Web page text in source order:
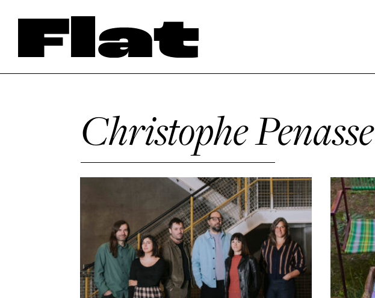
Christophe Penasse